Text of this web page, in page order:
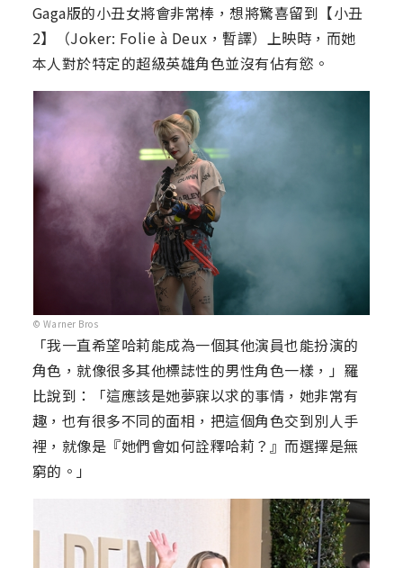
Gaga版的小丑女將會非常棒，想將驚喜留到【小丑
2】（Joker: Folie à Deux，暫譯）上映時，而她
本人對於特定的超級英雄角色並沒有佔有慾。
© Warner Bros
「我一直希望哈莉能成為一個其他演員也能扮演的
角色，就像很多其他標誌性的男性角色一樣，」羅
比說到：「這應該是她夢寐以求的事情，她非常有
趣，也有很多不同的面相，把這個角色交到別人手
裡，就像是『她們會如何詮釋哈莉？』而選擇是無
窮的。」